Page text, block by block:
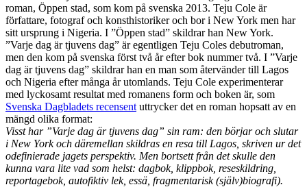
roman, Öppen stad, som kom på svenska 2013. Teju Cole är
författare, fotograf och konsthistoriker och bor i New York men har
sitt ursprung i Nigeria. I ”Öppen stad” skildrar han New York.
”Varje dag är tjuvens dag” är egentligen Teju Coles debutroman,
men den kom på svenska först två år efter bok nummer två. I ”Varje
dag är tjuvens dag” skildrar han en man som återvänder till Lagos
och Nigeria efter många år utomlands. Teju Cole experimenterar
med lyckosamt resultat med romanens form och boken är, som
Svenska Dagbladets recensent uttrycker det en roman hopsatt av en
mängd olika format:
Visst har ”Varje dag är tjuvens dag” sin ram: den börjar och slutar
i New York och däremellan skildras en resa till Lagos, skriven ur det
odefinierade jagets perspektiv. Men bortsett från det skulle den
kunna vara lite vad som helst: dagbok, klippbok, reseskildring,
reportagebok, autofiktiv lek, essä, fragmentarisk (själv)biografi).